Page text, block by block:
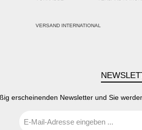
VERSAND INTERNATIONAL
erscheinenden Newsletter und Sie
Mail-